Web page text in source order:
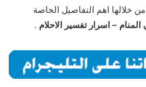
خلالها اهم التفاصيل الخاصة
– اسرار تفسير الاحلام .